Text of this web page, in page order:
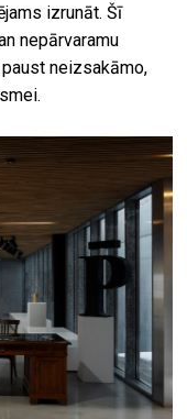
izrunāt. Šī
nepārvaramu
neizsakāmo,